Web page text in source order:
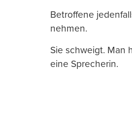
Betroffene
nehmen.
Sie schweigt. Man
eine Sprecherin.